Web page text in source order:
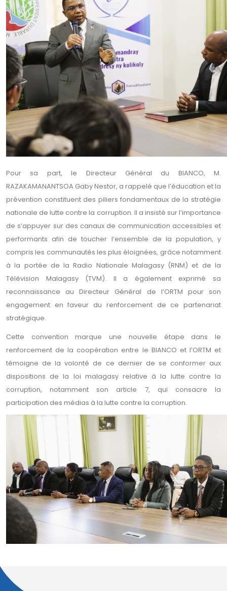
Pour sa part, le Directeur Général du BIANCO, M.
RAZAKAMANANTSOA Gaby Nestor, a rappelé que l’éducation et la
prévention constituent des piliers fondamentaux de la stratégie
nationale de lutte contre la corruption. Il a insisté sur l’importance
de s’appuyer sur des canaux de communication accessibles et
performants afin de toucher l’ensemble de la population, y
compris les communautés les plus éloignées, grâce notamment
à la portée de la Radio Nationale Malagasy (RNM) et de la
Télévision Malagasy (TVM). Il a également exprimé sa
reconnaissance au Directeur Général de l’ORTM pour son
engagement en faveur du renforcement de ce partenariat
stratégique.
Cette convention marque une nouvelle étape dans le
renforcement de la coopération entre le BIANCO et l’ORTM et
témoigne de la volonté de ce dernier de se conformer aux
dispositions de la loi malagasy relative à la lutte contre la
corruption, notamment son article 7, qui consacre la
participation des médias à la lutte contre la corruption.